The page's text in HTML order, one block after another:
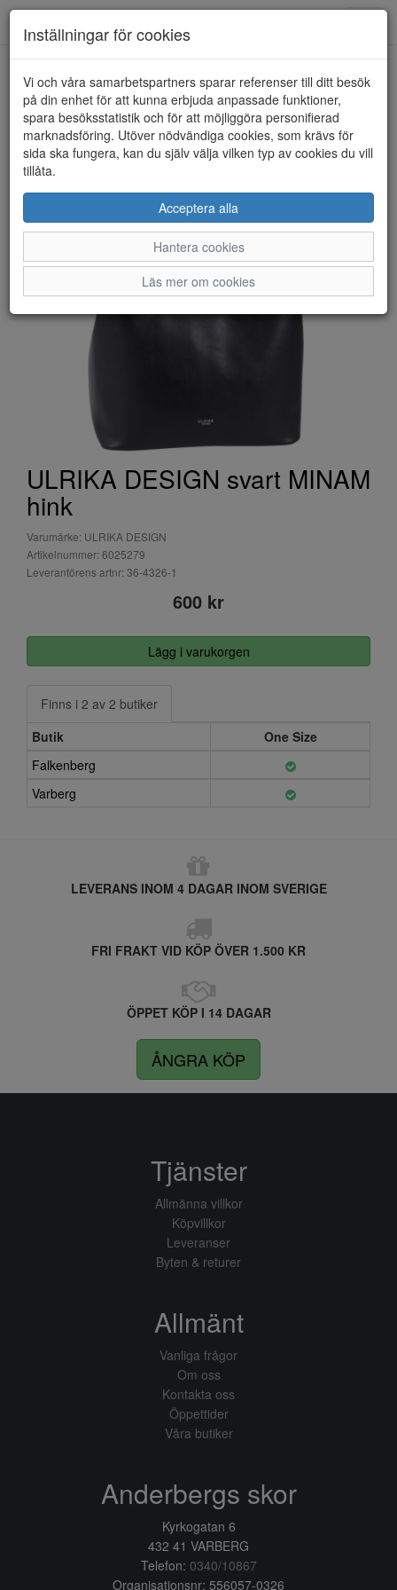
HEM ULRIKA DESIGN
ULRIKA DESIGN svart MINAM
hink
Varumärke: ULRIKA DESIGN
Artikelnummer: 6025279
Leverantörens artnr: 36-4326-1
600 kr
Lägg i varukorgen
Finns i 2 av 2 butiker
Butik
One Size
Falkenberg
Varberg
LEVERANS INOM 4 DAGAR INOM SVERIGE
FRI FRAKT VID KÖP ÖVER 1.500 KR
ÖPPET KÖP I 14 DAGAR
ÅNGRA KÖP
Inställningar för cookies
Vi och våra samarbetspartners sparar referenser till ditt besök
på din enhet för att kunna erbjuda anpassade funktioner,
spara besöksstatistik och för att möjliggöra personifierad
marknadsföring. Utöver nödvändiga cookies, som krävs för
sida ska fungera, kan du själv välja vilken typ av cookies du vill
tillåta.
Acceptera alla
Hantera cookies
Läs mer om cookies
Tjänster
Allmänna villkor
Köpvillkor
Leveranser
Byten & returer
Allmänt
Vanliga frågor
Om oss
Kontakta oss
Öppettider
Våra butiker
Anderbergs skor
Kyrkogatan 6
432 41 VARBERG
Telefon: 0340/10867
Organisationsnr: 556057-0326